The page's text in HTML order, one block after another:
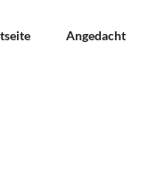
Angedacht